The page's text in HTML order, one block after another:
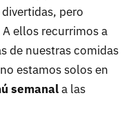
pero
ellos recurrimos a
de nuestras comidas
estamos solos en
semanala las